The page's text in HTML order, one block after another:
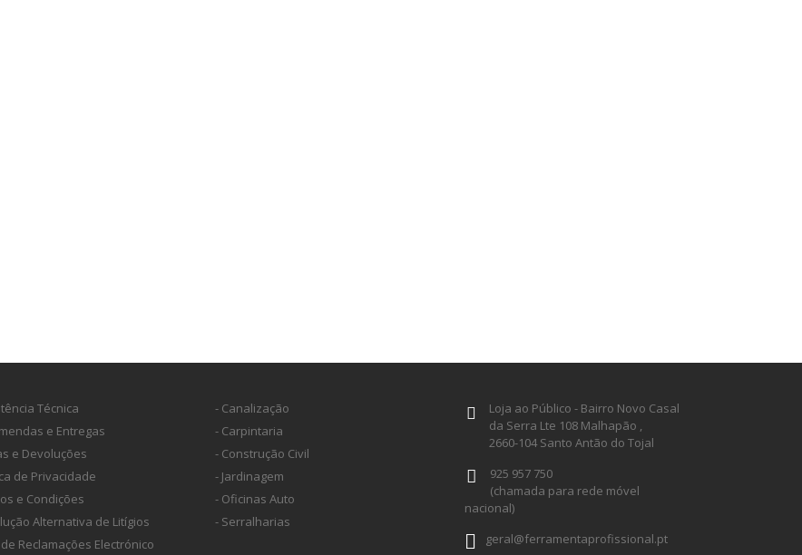
Técnica
e Entregas
e Devoluções
de Privacidade
e Condições
Alternativa de Litígios
Reclamações Electrónico
- Canalização
- Carpintaria
- Construção Civil
- Jardinagem
- Oficinas Auto
- Serralharias
Loja ao Público - Bairro Novo Casal
da Serra Lte 108 Malhapão ,
2660-104 Santo Antão do Tojal
925 957 750
(chamada para rede móvel
nacional)
geral@ferramentaprofissional.pt